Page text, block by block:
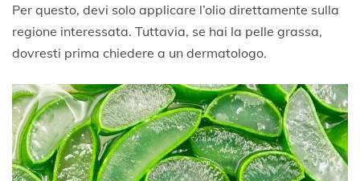
Per questo, devi solo applicare l’olio direttamente sulla
regione interessata. Tuttavia, se hai la pelle grassa,
dovresti prima chiedere a un dermatologo.